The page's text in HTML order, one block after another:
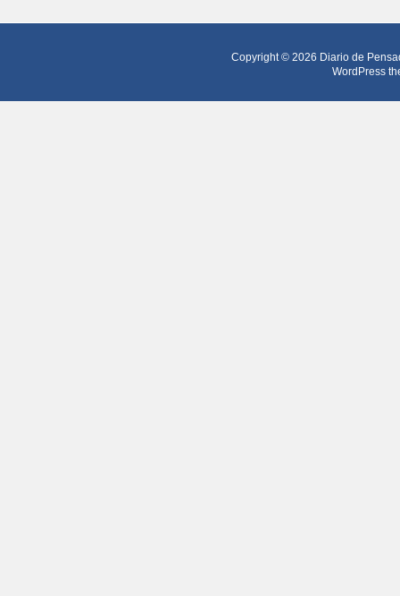
Copyright © 2026 Diario de
WordPress